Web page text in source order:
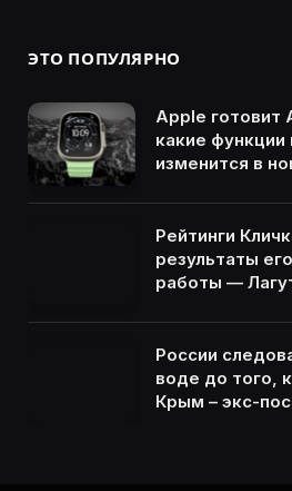
ЭТО ПОПУЛЯРНО
Apple готовит
какие функции
изменится в
Рейтинги
результаты
работы —
России
воде до того,
Крым – экс-